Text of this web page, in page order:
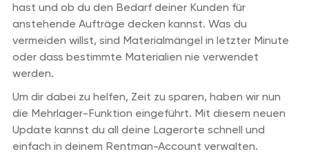
hast und ob du den Bedarf deiner Kunden für
anstehende Aufträge decken kannst. Was du
vermeiden willst, sind Materialmängel in letzter Minute
oder dass bestimmte Materialien nie verwendet
werden.
Um dir dabei zu helfen, Zeit zu sparen, haben wir nun
die Mehrlager-Funktion eingeführt. Mit diesem neuen
Update kannst du all deine Lagerorte schnell und
einfach in deinem Rentman-Account verwalten.